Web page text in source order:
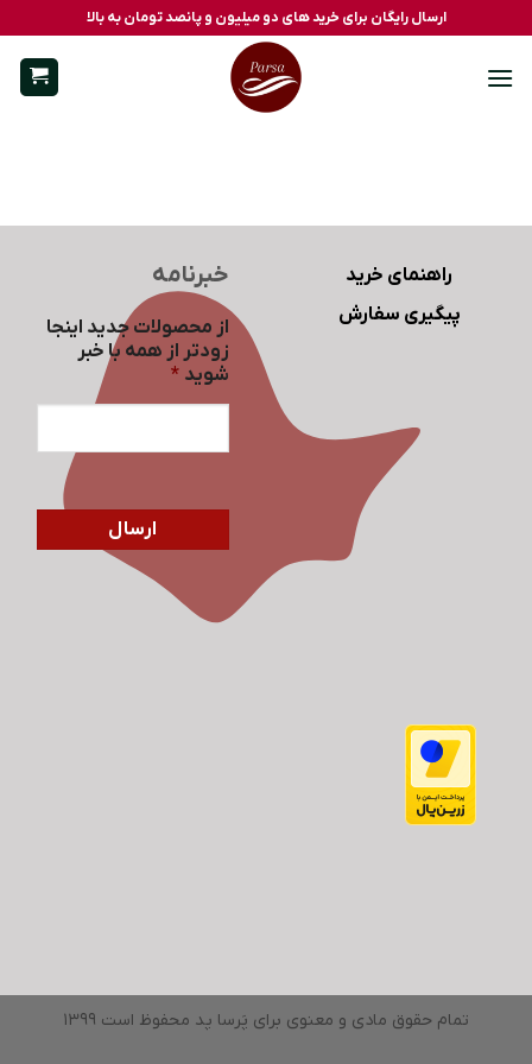
to
content
ارسال رایگان برای خرید های دو میلیون و پانصد تومان به بالا
راهنمای خرید
پیگیری سفارش
خبرنامه
از محصولات جدید اینجا
زودتر از همه با خبر
شوید *
تمام حقوق مادی و معنوی برای پَرسا پد محفوظ است 1399